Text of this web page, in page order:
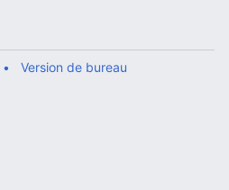
Version de bureau